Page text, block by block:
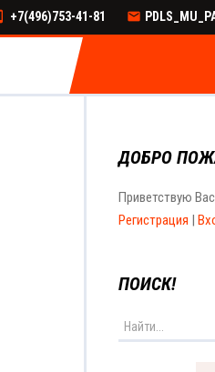
+7(496)753-41-81
ДОБРО
Приветствую Вас
Регистрация |
ПОИСК!